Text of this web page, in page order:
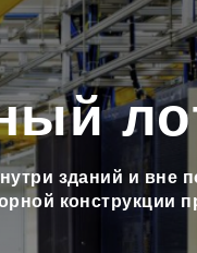
зданий и вне